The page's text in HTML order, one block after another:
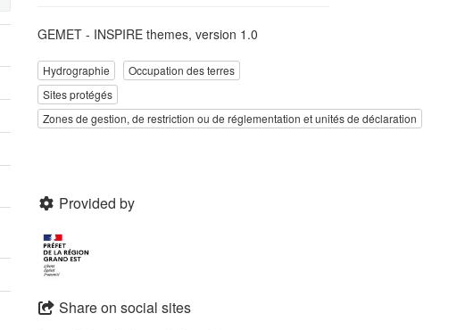
GEMET - INSPIRE themes, version 1.0
Hydrographie
Occupation des terres
Sites protégés
Zones de gestion, de restriction ou de réglementation et unités de déclaration
Provided by
Share on social sites